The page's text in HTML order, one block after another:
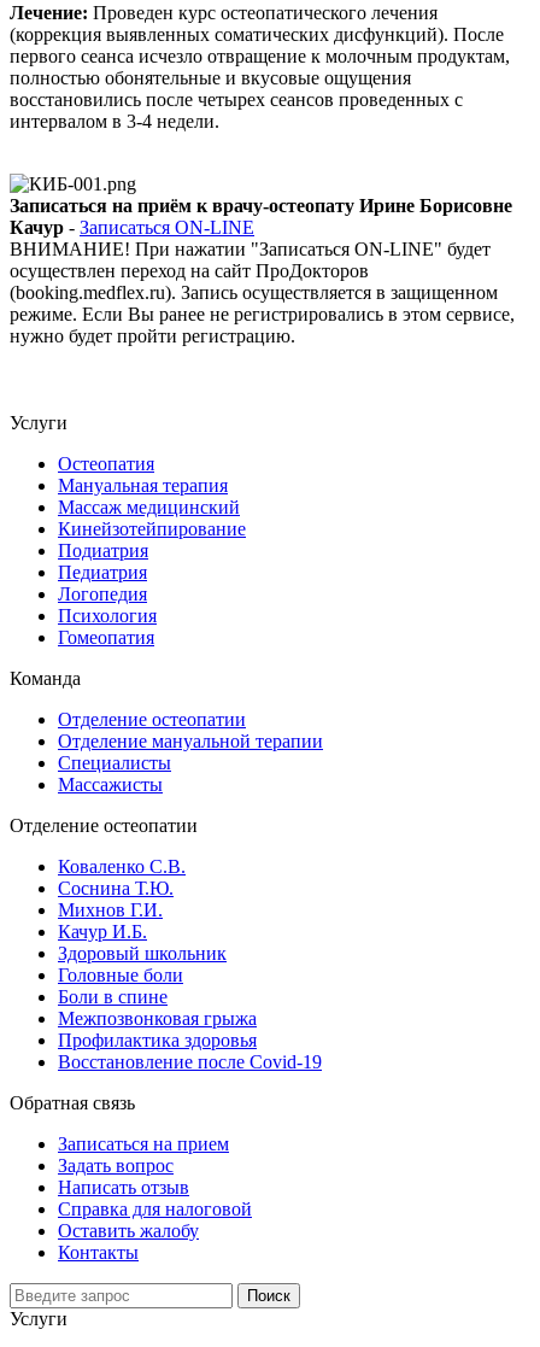
Лечение: Проведен курс остеопатического лечения
(коррекция выявленных соматических дисфункций). После
первого сеанса исчезло отвращение к молочным продуктам,
полностью обонятельные и вкусовые ощущения
восстановились после четырех сеансов проведенных с
интервалом в 3-4 недели.
Записаться на приём к врачу-остеопату Ирине Борисовне
Качур - Записаться ON-LINE
ВНИМАНИЕ! При нажатии "Записаться ON-LINE" будет
осуществлен переход на сайт ПроДокторов
(booking.medflex.ru). Запись осуществляется в защищенном
режиме. Если Вы ранее не регистрировались в этом сервисе,
нужно будет пройти регистрацию.
Услуги
Остеопатия
Мануальная терапия
Массаж медицинский
Кинейзотейпирование
Подиатрия
Педиатрия
Логопедия
Психология
Гомеопатия
Команда
Отделение остеопатии
Отделение мануальной терапии
Специалисты
Массажисты
Отделение остеопатии
Коваленко С.В.
Соснина Т.Ю.
Михнов Г.И.
Качур И.Б.
Здоровый школьник
Головные боли
Боли в спине
Межпозвонковая грыжа
Профилактика здоровья
Восстановление после Сovid-19
Обратная связь
Записаться на прием
Задать вопрос
Написать отзыв
Справка для налоговой
Оставить жалобу
Контакты
Поиск
Услуги